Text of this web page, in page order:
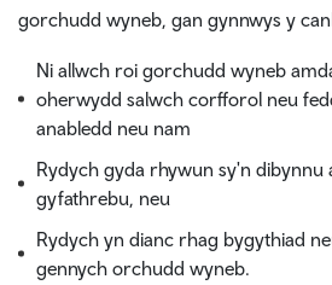
gorchudd wyneb, gan gynnwys y
Ni allwch roi gorchudd wyneb
oherwydd salwch corfforol neu
anabledd neu nam
Rydych gyda rhywun sy'n dibynnu
gyfathrebu, neu
Rydych yn dianc rhag bygythiad
gennych orchudd wyneb.